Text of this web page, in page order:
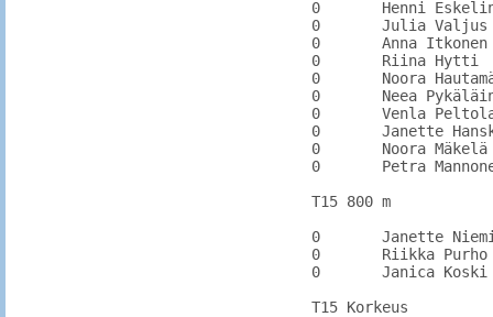
0	Henni Eskelinen	LahdA	7.59	7.59
0	Julia Valjus	KarhU
0	Anna Itkonen	KarhU
0	Riina Hytti	PyhtYr	7.90	7.90
0	Noora Hautamäki	PyhtY	9.46	9.46
0	Neea Pykäläinen	KarhU		7.10
0	Venla Peltola	LUM	7.18	7.18
0	Janette Hanski	KarhU	8.85	8.85
0	Noora Mäkelä	AnjLi	8.56	9.28
0	Petra Mannonen	KarhU
T15 800 m
0	Janette Niemi	HamPo
0	Riikka Purho	KouvU
0	Janica Koski	KarhU
T15 Korkeus